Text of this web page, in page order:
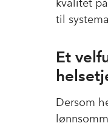
kvalitet
til
Et
Dersom